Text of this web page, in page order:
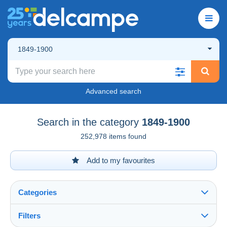
1849-1900
Advanced search
Search in the category 1849-1900
252,978 items found
Add to my favourites
Categories
Filters